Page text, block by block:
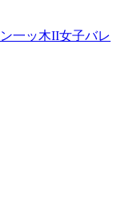
一ッ木II女子バレ